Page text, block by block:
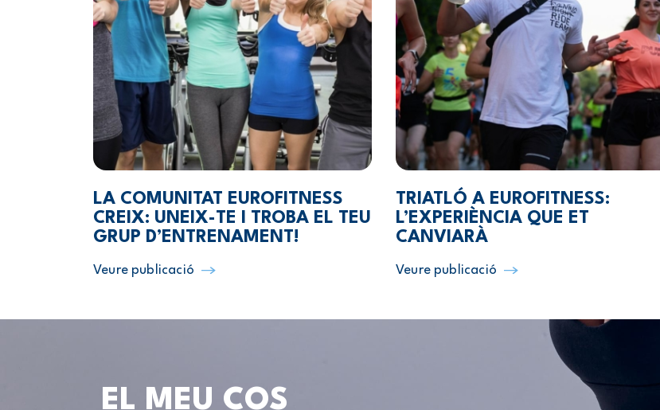
LA COMUNITAT EUROFITNESS
CREIX: UNEIX-TE I TROBA EL TEU
GRUP D’ENTRENAMENT!
Veure publicació
TRIATLÓ A EUROFITNESS:
L’EXPERIÈNCIA QUE ET
CANVIARÀ
Veure publicació
EL MEU COS